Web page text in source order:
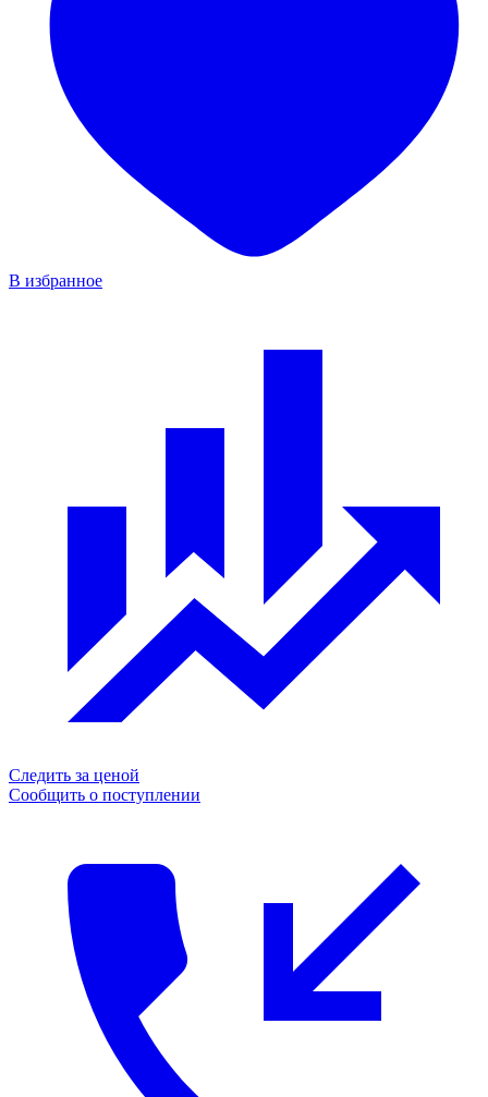
В избранное
Следить за ценой
Сообщить о поступлении